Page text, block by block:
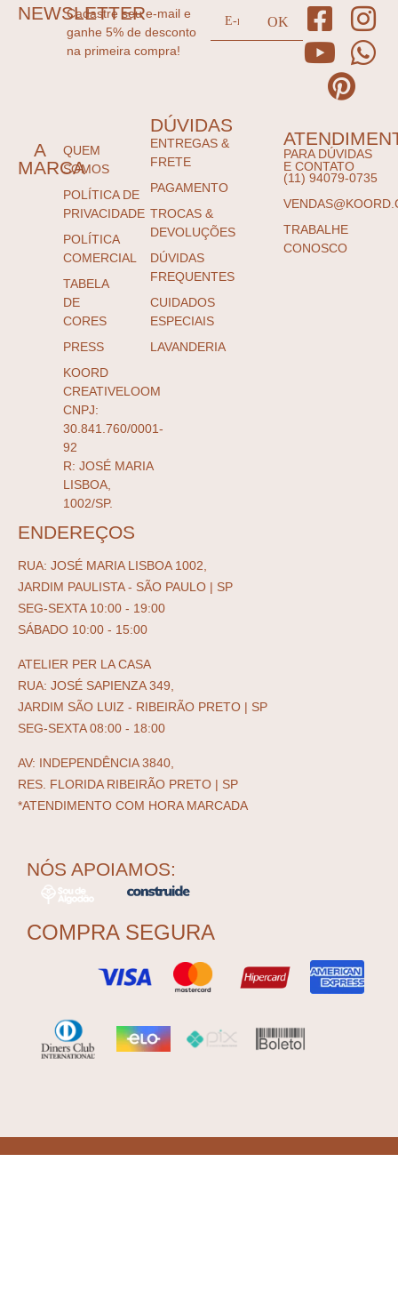
NEWSLETTER
Cadastre seu e-mail e
ganhe 5% de desconto
na primeira compra!
A
MARCA
QUEM
SOMOS
POLÍTICA DE
PRIVACIDADE
POLÍTICA
COMERCIAL
TABELA
DE
CORES
PRESS
KOORD
CREATIVELOOM
CNPJ:
30.841.760/0001-
92
R: JOSÉ MARIA
LISBOA,
1002/SP.
DÚVIDAS
ENTREGAS &
FRETE
PAGAMENTO
TROCAS &
DEVOLUÇÕES
DÚVIDAS
FREQUENTES
CUIDADOS
ESPECIAIS
LAVANDERIA
PARA DÚVIDAS
E CONTATO
(11) 94079-0735
TRABALHE
CONOSCO
ENDEREÇOS
RUA: JOSÉ MARIA LISBOA 1002,
JARDIM PAULISTA - SÃO PAULO | SP
SEG-SEXTA 10:00 - 19:00
SÁBADO 10:00 - 15:00
ATELIER PER LA CASA
RUA: JOSÉ SAPIENZA 349,
JARDIM SÃO LUIZ - RIBEIRÃO PRETO | SP
SEG-SEXTA 08:00 - 18:00
AV: INDEPENDÊNCIA 3840,
RES. FLORIDA RIBEIRÃO PRETO | SP
*ATENDIMENTO COM HORA MARCADA
NÓS APOIAMOS:
COMPRA SEGURA